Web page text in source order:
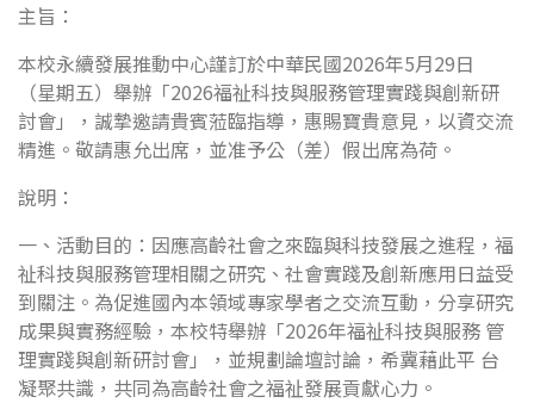
主旨：
本校永續發展推動中心謹訂於中華民國2026年5月29日
（星期五）舉辦「2026福祉科技與服務管理實踐與創新研
討會」，誠摯邀請貴賓蒞臨指導，惠賜寶貴意見，以資交流
精進。敬請惠允出席，並准予公（差）假出席為荷。
說明：
一、活動目的：因應高齡社會之來臨與科技發展之進程，福
祉科技與服務管理相關之研究、社會實踐及創新應用日益受
到關注。為促進國內本領域專家學者之交流互動，分享研究
成果與實務經驗，本校特舉辦「2026年福祉科技與服務 管
理實踐與創新研討會」，並規劃論壇討論，希冀藉此平 台
凝聚共識，共同為高齡社會之福祉發展貢獻心力。